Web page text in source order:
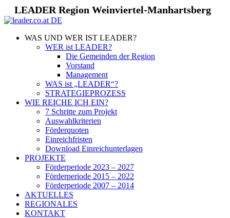
LEADER Region Weinviertel-Manhartsberg
WAS UND WER IST LEADER?
WER ist LEADER?
Die Gemeinden der Region
Vorstand
Management
WAS ist „LEADER“?
STRATEGIEPROZESS
WIE REICHE ICH EIN?
7 Schritte zum Projekt
Auswahlkriterien
Förderquoten
Einreichfristen
Download Einreichunterlagen
PROJEKTE
Förderperiode 2023 – 2027
Förderperiode 2015 – 2022
Förderperiode 2007 – 2014
AKTUELLES
REGIONALES
KONTAKT